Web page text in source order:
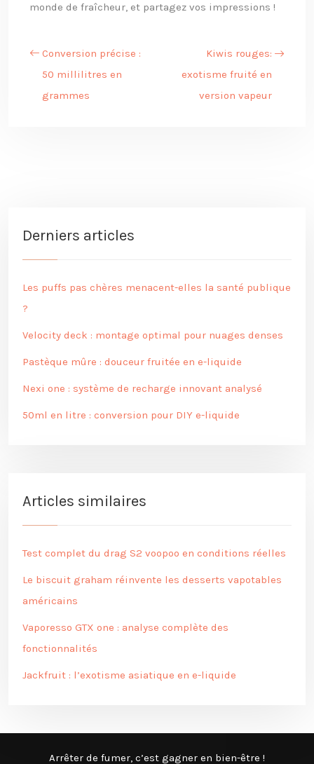
monde de fraîcheur, et partagez vos impressions !
Conversion précise :
50 millilitres en
grammes
Kiwis rouges:
exotisme fruité en
version vapeur
Derniers articles
Les puffs pas chères menacent-elles la santé publique
?
Velocity deck : montage optimal pour nuages denses
Pastèque mûre : douceur fruitée en e-liquide
Nexi one : système de recharge innovant analysé
50ml en litre : conversion pour DIY e-liquide
Articles similaires
Test complet du drag S2 voopoo en conditions réelles
Le biscuit graham réinvente les desserts vapotables
américains
Vaporesso GTX one : analyse complète des
fonctionnalités
Jackfruit : l’exotisme asiatique en e-liquide
Arrêter de fumer, c’est gagner en bien-être !